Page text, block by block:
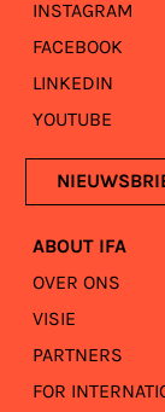
INSTAGRAM
FACEBOOK
LINKEDIN
YOUTUBE
ABOUT IFA
OVER ONS
VISIE
PARTNERS
FOR